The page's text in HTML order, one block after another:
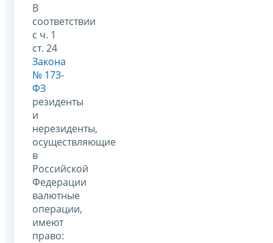
В
соответствии
с ч. 1
ст. 24
Закона
№ 173-
ФЗ
резиденты
и
нерезиденты,
осуществляющие
в
Российской
Федерации
валютные
операции,
имеют
право: